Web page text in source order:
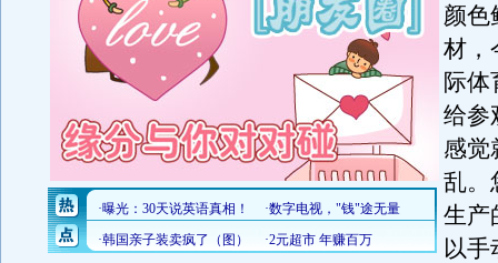
颜色
材，
际体
给参
感觉
乱。
生产
以